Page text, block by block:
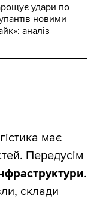
удари по
новими
аналіз
має
Передусім
.
склади